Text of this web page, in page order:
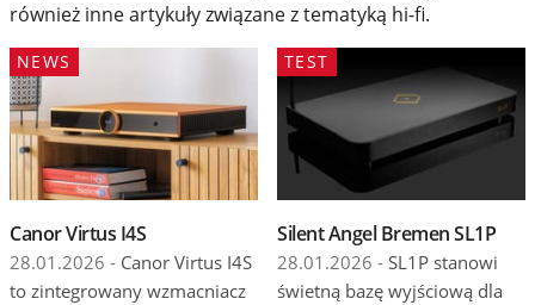
Wydarzenia
Prezentacje
Wywiady
Muzyka
również inne artykuły związane z tematyką hi-fi.
Canor Virtus I4S
28.01.2026 - Canor Virtus I4S
to zintegrowany wzmacniacz
NEWS
Silent Angel Bremen SL1P
28.01.2026 - SL1P stanowi
świetną bazę wyjściową dla
TEST